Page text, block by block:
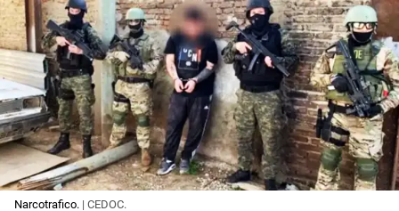
Narcotrafico. | CEDOC.